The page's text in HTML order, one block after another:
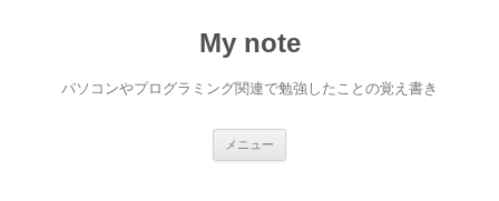
My note
パソコンやプログラミング関連で勉強したことの覚え書き
メニュー